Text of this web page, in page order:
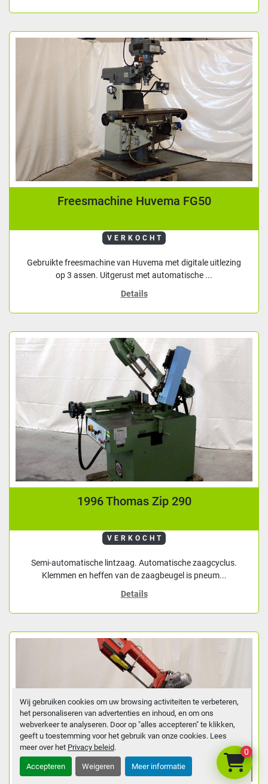
Wij gebruiken cookies om uw browsing activiteiten te verbeteren,
het personaliseren van advertenties en inhoud, en om ons
webverkeer te analyseren. Door op "alles accepteren" te klikken,
geeft u toestemming voor het gebruik van onze cookies. Lees
meer over het Privacy beleid.
Accepteren Weigeren Meer informatie
Freesmachine Huvema FG50
VERKOCHT
Gebruikte freesmachine van Huvema met digitale uitlezing
op 3 assen. Uitgerust met automatische ...
Details
1996 Thomas Zip 290
VERKOCHT
Semi-automatische lintzaag. Automatische zaagcyclus.
Klemmen en heffen van de zaagbeugel is pneum...
Details
0